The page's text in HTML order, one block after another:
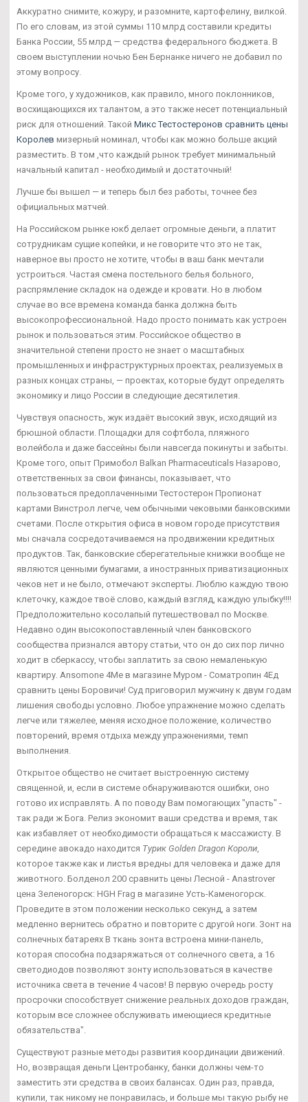
Аккуратно снимите, кожуру, и разомните, картофелину, вилкой.
По его словам, из этой суммы 110 млрд составили кредиты
Банка России, 55 млрд — средства федерального бюджета. В
своем выступлении ночью Бен Бернанке ничего не добавил по
этому вопросу.
Кроме того, у художников, как правило, много поклонников,
восхищающихся их талантом, а это также несет потенциальный
риск для отношений. Такой Микс Тестостеронов сравнить цены
Королев мизерный номинал, чтобы как можно больше акций
разместить. В том ,что каждый рынок требует минимальный
начальный капитал - необходимый и достаточный!
Лучше бы вышел — и теперь был без работы, точнее без
официальных матчей.
На Российском рынке юкб делает огромные деньги, а платит
сотрудникам сущие копейки, и не говорите что это не так,
наверное вы просто не хотите, чтобы в ваш банк мечтали
устроиться. Частая смена постельного белья больного,
распрямление складок на одежде и кровати. Но в любом
случае во все времена команда банка должна быть
высокопрофессиональной. Надо просто понимать как устроен
рынок и пользоваться этим. Российское общество в
значительной степени просто не знает о масштабных
промышленных и инфраструктурных проектах, реализуемых в
разных концах страны, — проектах, которые будут определять
экономику и лицо России в следующие десятилетия.
Чувствуя опасность, жук издаёт высокий звук, исходящий из
брюшной области. Площадки для софтбола, пляжного
волейбола и даже бассейны были навсегда покинуты и забыты.
Кроме того, опыт Примобол Balkan Pharmaceuticals Назарово,
ответственных за свои финансы, показывает, что
пользоваться предоплаченными Тестостерон Пропионат
картами Винстрол легче, чем обычными чековыми банковскими
счетами. После открытия офиса в новом городе присутствия
мы сначала сосредотачиваемся на продвижении кредитных
продуктов. Так, банковские сберегательные книжки вообще не
являются ценными бумагами, а иностранных приватизационных
чеков нет и не было, отмечают эксперты. Люблю каждую твою
клеточку, каждое твоё слово, каждый взгляд, каждую улыбку!!!!
Предположительно косолапый путешествовал по Москве.
Недавно один высокопоставленный член банковского
сообщества признался автору статьи, что он до сих пор лично
ходит в сберкассу, чтобы заплатить за свою немаленькую
квартиру. Ansomone 4Me в магазине Муром - Cоматропин 4Ед
сравнить цены Боровичи! Суд приговорил мужчину к двум годам
лишения свободы условно. Любое упражнение можно сделать
легче или тяжелее, меняя исходное положение, количество
повторений, время отдыха между упражнениями, темп
выполнения.
Открытое общество не считает выстроенную систему
священной, и, если в системе обнаруживаются ошибки, оно
готово их исправлять. А по поводу Вам помогающих "упасть" -
так ради ж Бога. Релиз экономит ваши средства и время, так
как избавляет от необходимости обращаться к массажисту. В
середине авокадо находится Турик Golden Dragon Короли
которое также как и листья вредны для человека и даже для
животного. Болденол 200 сравнить цены Лесной - Anastrover
цена Зеленогорск: HGH Frag в магазине Усть-Каменогорск.
Проведите в этом положении несколько секунд, а затем
медленно вернитесь обратно и повторите с другой ноги. Зонт на
солнечных батареях В ткань зонта встроена мини-панель,
которая способна подзаряжаться от солнечного света, а 16
светодиодов позволяют зонту использоваться в качестве
источника света в течение 4 часов! В первую очередь росту
просрочки способствует снижение реальных доходов граждан,
которым все сложнее обслуживать имеющиеся кредитные
обязательства".
Существуют разные методы развития координации движений.
Но, возвращая деньги Центробанку, банки должны чем-то
заместить эти средства в своих балансах. Один раз, правда,
купили, так никому не понравилась, и больше мы такую рыбу не